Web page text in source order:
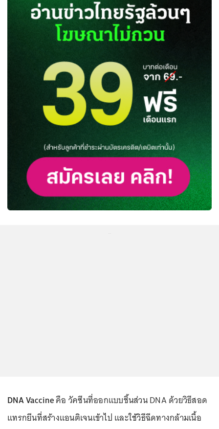
DNA Vaccineคือ วัคซีนที่ออกแบบชิ้นส่วน DNA ด้วยวิธีสอด
แทรกยีนที่สร้างแอนติเจนเข้าไป และใช้วิธีฉีดทางกล้ามเนื้อ